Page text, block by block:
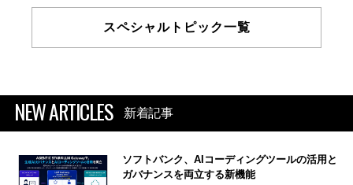
スペシャルトピック一覧
NEW ARTICLES 新着記事
ソフトバンク、AIコーディングツールの活用と
ガバナンスを両立する新機能